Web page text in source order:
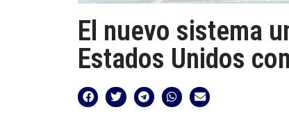
El nuevo sistema
Estados Unidos